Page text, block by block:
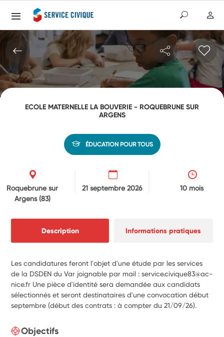
ECOLE MATERNELLE LA BOUVERIE - ROQUEBRUNE SUR
ARGENS
ÉDUCATION POUR TOUS
Roquebrune sur
Argens(83)
21 septembre 2026 10 mois
Description Informations pratiques
Les candidatures feront l'objet d'une étude par les services
de la DSDEN du Var joignable par mail : service.civique83@ac-
nice.fr Une pièce d'identité sera demandée aux candidats
sélectionnés et seront destinataires d'une convocation début
septembre (début des contrats : à compter du 21/09/26).
Objectifs